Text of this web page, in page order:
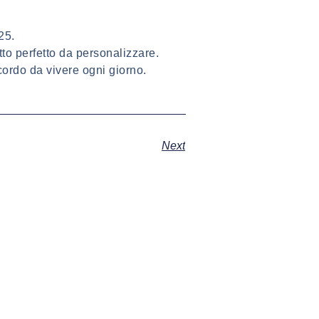
perfetto da personalizzare.
da vivere ogni giorno.
Next